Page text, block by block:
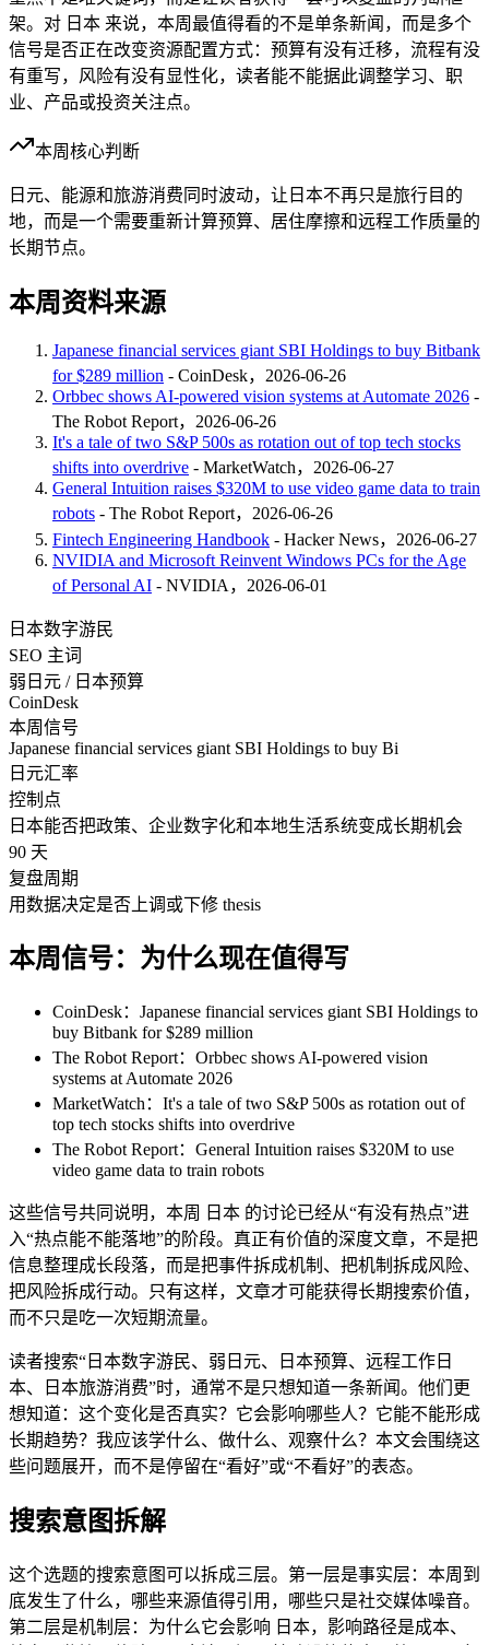
架。对 日本 来说，本周最值得看的不是单条新闻，而是多个
信号是否正在改变资源配置方式：预算有没有迁移，流程有没
有重写，风险有没有显性化，读者能不能据此调整学习、职
业、产品或投资关注点。
本周核心判断
日元、能源和旅游消费同时波动，让日本不再只是旅行目的
地，而是一个需要重新计算预算、居住摩擦和远程工作质量的
长期节点。
本周资料来源
Japanese financial services giant SBI Holdings to buy Bitbank
for $289 million - CoinDesk，2026-06-26
Orbbec shows AI-powered vision systems at Automate 2026 -
The Robot Report，2026-06-26
It's a tale of two S&P 500s as rotation out of top tech stocks
shifts into overdrive - MarketWatch，2026-06-27
General Intuition raises $320M to use video game data to train
robots - The Robot Report，2026-06-26
Fintech Engineering Handbook - Hacker News，2026-06-27
NVIDIA and Microsoft Reinvent Windows PCs for the Age
of Personal AI - NVIDIA，2026-06-01
日本数字游民
SEO 主词
弱日元 / 日本预算
CoinDesk
本周信号
Japanese financial services giant SBI Holdings to buy Bi
日元汇率
控制点
日本能否把政策、企业数字化和本地生活系统变成长期机会
90 天
复盘周期
用数据决定是否上调或下修 thesis
本周信号：为什么现在值得写
CoinDesk：Japanese financial services giant SBI Holdings to
buy Bitbank for $289 million
The Robot Report：Orbbec shows AI-powered vision
systems at Automate 2026
MarketWatch：It's a tale of two S&P 500s as rotation out of
top tech stocks shifts into overdrive
The Robot Report：General Intuition raises $320M to use
video game data to train robots
这些信号共同说明，本周 日本 的讨论已经从“有没有热点”进
入“热点能不能落地”的阶段。真正有价值的深度文章，不是把
信息整理成长段落，而是把事件拆成机制、把机制拆成风险、
把风险拆成行动。只有这样，文章才可能获得长期搜索价值，
而不只是吃一次短期流量。
读者搜索“日本数字游民、弱日元、日本预算、远程工作日
本、日本旅游消费”时，通常不是只想知道一条新闻。他们更
想知道：这个变化是否真实？它会影响哪些人？它能不能形成
长期趋势？我应该学什么、做什么、观察什么？本文会围绕这
些问题展开，而不是停留在“看好”或“不看好”的表态。
搜索意图拆解
这个选题的搜索意图可以拆成三层。第一层是事实层：本周到
底发生了什么，哪些来源值得引用，哪些只是社交媒体噪音。
第二层是机制层：为什么它会影响 日本，影响路径是成本、